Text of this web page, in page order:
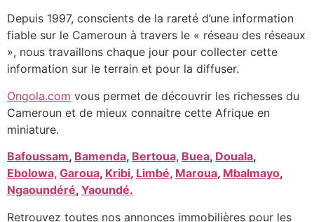
Depuis 1997, conscients de la rareté d’une information
fiable sur le Cameroun à travers le « réseau des réseaux
», nous travaillons chaque jour pour collecter cette
information sur le terrain et pour la diffuser.
Ongola.com vous permet de découvrir les richesses du
Cameroun et de mieux connaitre cette Afrique en
miniature.
Bafoussam, Bamenda, Bertoua, Buea, Douala,
Ebolowa, Garoua, Kribi, Limbé, Maroua, Mbalmayo,
Ngaoundéré, Yaoundé.
Retrouvez toutes nos annonces immobilières pour les